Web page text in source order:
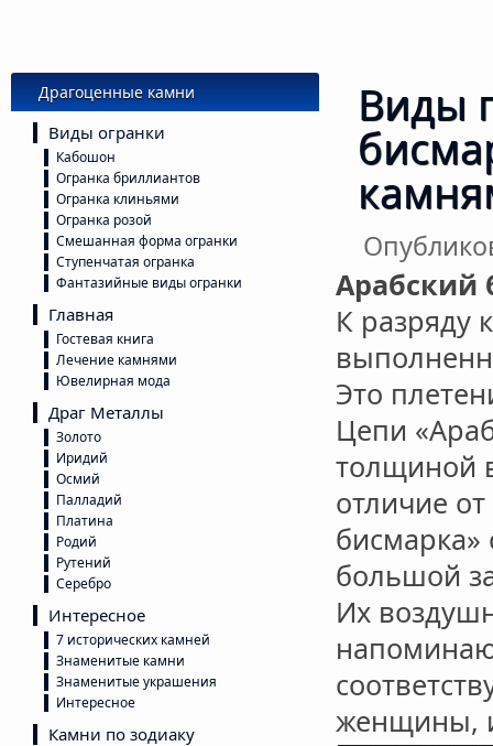
Виды
Арабский
К разряду
Это
Цепи
толщиной
отличие
бисмарка»
большой
Их
женщины,
Драгоценные камни
Виды огранки
Кабошон
Огранка бриллиантов
Огранка клиньями
Огранка розой
Смешанная форма огранки
Ступенчатая огранка
Фантазийные виды огранки
Главная
Гостевая книга
Лечение камнями
Ювелирная мода
Драг Металлы
Золото
Иридий
Осмий
Палладий
Платина
Родий
Рутений
Серебро
Интересное
7 исторических камней
Знаменитые камни
Знаменитые украшения
Интересное
Камни по зодиаку